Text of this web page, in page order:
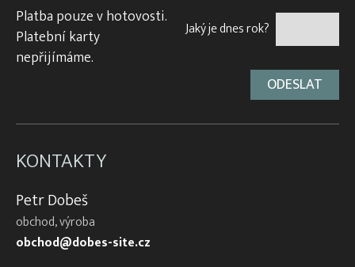
Platba pouze v hotovosti.
Platební karty
nepřijímáme.
Jaký je dnes rok?
KONTAKTY
Petr Dobeš
obchod, výroba
obchod@dobes-site.cz